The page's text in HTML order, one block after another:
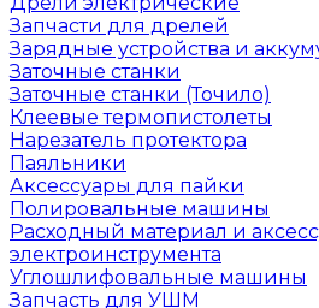
Запчасти для дрелей
Зарядные устройства и
Заточные станки
Заточные станки (Точило)
Клеевые термопистолеты
Нарезатель протектора
Паяльники
Аксессуары для пайки
Полировальные машины
Расходный материал и
электроинструмента
Углошлифовальные машины
Запчасть для УШМ